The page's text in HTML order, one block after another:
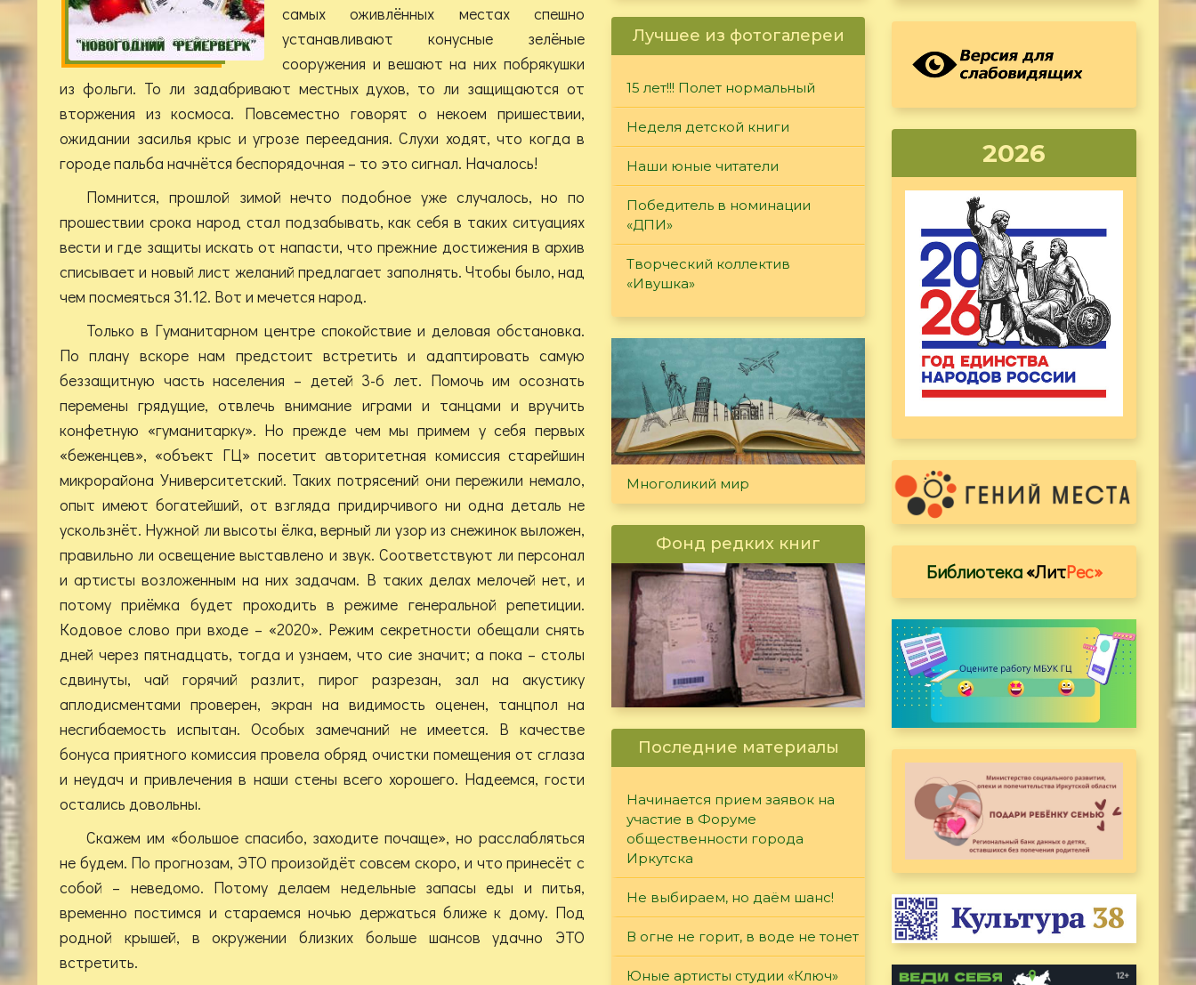
самых оживлённых местах спешно
устанавливают конусные зелёные
сооружения и вешают на них побрякушки
из фольги. То ли задабривают местных духов, то ли защищаются от
вторжения из космоса. Повсеместно говорят о некоем пришествии,
ожидании засилья крыс и угрозе переедания. Слухи ходят, что когда в
городе пальба начнётся беспорядочная – то это сигнал. Началось!
Помнится, прошлой зимой нечто подобное уже случалось, но по
прошествии срока народ стал подзабывать, как себя в таких ситуациях
вести и где защиты искать от напасти, что прежние достижения в архив
списывает и новый лист желаний предлагает заполнять. Чтобы было, над
чем посмеяться 31.12. Вот и мечется народ.
Только в Гуманитарном центре спокойствие и деловая обстановка.
По плану вскоре нам предстоит встретить и адаптировать самую
беззащитную часть населения – детей 3-6 лет. Помочь им осознать
перемены грядущие, отвлечь внимание играми и танцами и вручить
конфетную «гуманитарку». Но прежде чем мы примем у себя первых
«беженцев», «объект ГЦ» посетит авторитетная комиссия старейшин
микрорайона Университетский. Таких потрясений они пережили немало,
опыт имеют богатейший, от взгляда придирчивого ни одна деталь не
ускользнёт. Нужной ли высоты ёлка, верный ли узор из снежинок выложен,
правильно ли освещение выставлено и звук. Соответствуют ли персонал
и артисты возложенным на них задачам. В таких делах мелочей нет, и
потому приёмка будет проходить в режиме генеральной репетиции.
Кодовое слово при входе – «2020». Режим секретности обещали снять
дней через пятнадцать, тогда и узнаем, что сие значит; а пока – столы
сдвинуты, чай горячий разлит, пирог разрезан, зал на акустику
аплодисментами проверен, экран на видимость оценен, танцпол на
несгибаемость испытан. Особых замечаний не имеется. В качестве
бонуса приятного комиссия провела обряд очистки помещения от сглаза
и неудач и привлечения в наши стены всего хорошего. Надеемся, гости
остались довольны.
Скажем им «большое спасибо, заходите почаще», но расслабляться
не будем. По прогнозам, ЭТО произойдёт совсем скоро, и что принесёт с
собой – неведомо. Потому делаем недельные запасы еды и питья,
временно постимся и стараемся ночью держаться ближе к дому. Под
родной крышей, в окружении близких больше шансов удачно ЭТО
встретить.
Лучшее из фотогалереи
15 лет!!! Полет нормальный
Неделя детской книги
Наши юные читатели
Победитель в номинации
«ДПИ»
Творческий коллектив
«Ивушка»
Многоликий мир
Фонд редких книг
Последние материалы
Начинается прием заявок на
участие в Форуме
общественности города
Иркутска
Не выбираем, но даём шанс!
В огне не горит, в воде не тонет
Юные артисты студии «Ключ»
2026
Библиотека«ЛитРес»